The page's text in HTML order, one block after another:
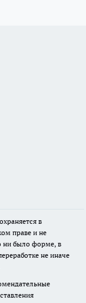
в
праве и не
ни было форме, в
не иначе